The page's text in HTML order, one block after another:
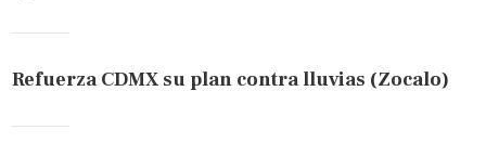
Refuerza CDMX su plan contra lluvias (Zocalo)